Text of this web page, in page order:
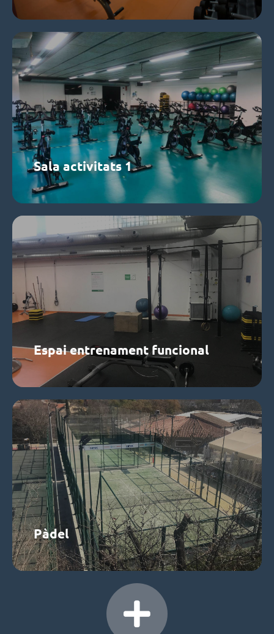
Sala activitats 1
Sala activitats 1
Material funcional i bicicletes estàtiques
Saber més
Espai entrenament funcional
Espai entrenament funcional
Sala polivalent on s'imparteixen activitats de tota
mena, altra mitjana i baixa intensitat.
Pàdel
Pàdel
Dues pistes de Pàdel
Saber més